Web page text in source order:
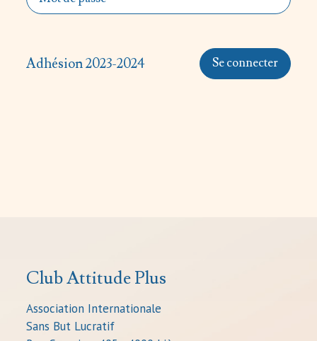
Adhésion 2023-2024 Se connecter
Club Attitude Plus
Association Internationale
Sans But Lucratif